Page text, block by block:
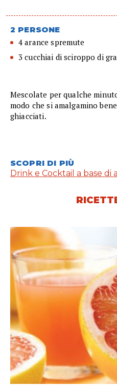
2 PERSONE
4 arance spremute
3 cucchiai di sciroppo di
Mescolate per qualche
modo che si amalgamino
ghiacciati.
SCOPRI DI PIÙ
Drink e Cocktail a base di